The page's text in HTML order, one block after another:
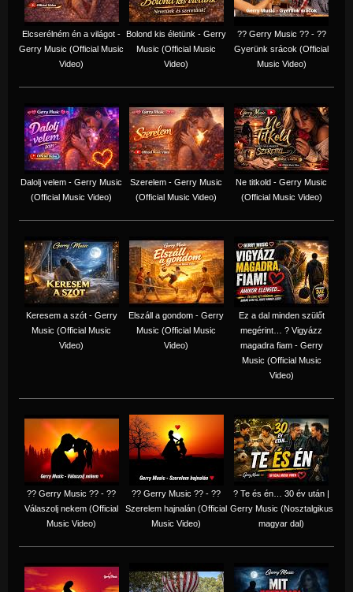
Elcserélném én a világot -
Gerry Music (Official Music
Video)
Bolond kis életünk - Gerry
Music (Official Music
Video)
?? Gerry Music ?? - ??
Gyerünk srácok (Official
Music Video)
Dalolj velem - Gerry Music
(Official Music Video)
Szerelem - Gerry Music
(Official Music Video)
Ne titkold - Gerry Music
(Official Music Video)
Keresem a szót - Gerry
Music (Official Music
Video)
Elszáll a gondom - Gerry
Music (Official Music
Video)
Ez a dal minden szülőt
megérint… ? Vigyázz
magadra fiam - Gerry
Music (Official Music
Video)
?? Gerry Music ?? - ??
Válaszolj nekem (Official
Music Video)
?? Gerry Music ?? - ??
Szerelem hajnalán (Official
Music Video)
? Te és én… 30 év után |
Gerry Music (Nosztalgikus
magyar dal)